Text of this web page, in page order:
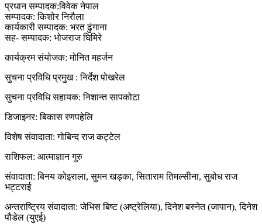
प्रधान सम्पादक:विवेक नेपाल
सम्पादक: किशोर निरौला
कार्यकारी सम्पादक: भरत ढुंगाना
सह- सम्पादक: भोजराज घिमिरे
कार्यक्रम संयोजक: मोनित महर्जन
सुचना प्रविधि प्रमुख : निर्देश पोखरेल
सुचना प्रविधि सहायक: निशान्त सापकोटा
डिजाइनर: बिकास रणपहेलि
विशेष संवादाता: गोबिन्द राज कट्टेल
राशिफल: आत्माज्ञान गुरु
संवादाता: बिनय कोइराला, सुमन खड्का, सिताराम तिमल्सीना, सुबोध राज
भट्टराई
अन्तराष्ट्रिय संवादाता: जेभिस बिष्ट (अष्ट्रेलिया), दिनेश बस्नेत (जापान), दिनेश
पौडेल (युएई)